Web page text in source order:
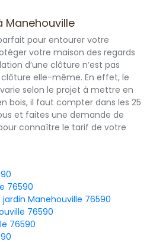
Manehouville
pour entourer votre
votre maison des regards
d’une clôture n’est pas
elle-même. En effet, le
selon le projet à mettre en
bois, il faut compter dans les 25
et faites une demande de
connaître le tarif de votre
76590
Manehouville 76590
76590
76590